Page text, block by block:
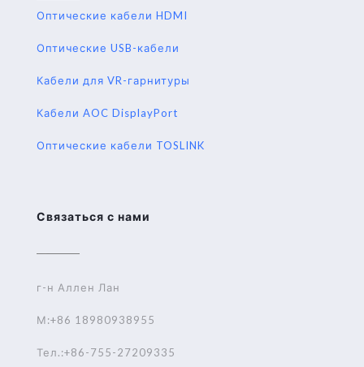
Оптические кабели HDMI
Оптические USB-кабели
Кабели для VR-гарнитуры
Кабели AOC DisplayPort
Оптические кабели TOSLINK
Связаться с нами
г-н Аллен Лан
М:+86 18980938955
Тел.:+86-755-27209335